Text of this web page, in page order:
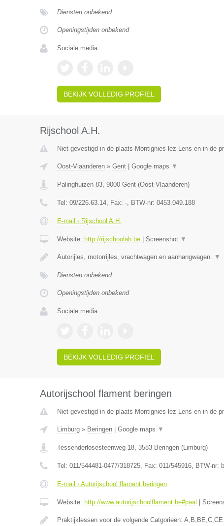
Diensten onbekend
Openingstijden onbekend
Sociale media:
BEKIJK VOLLEDIG PROFIEL
Rijschool A.H.
Niet gevestigd in de plaats Montignies lez Lens en in de
Oost-Vlaanderen» Gent| Google maps ▼
Palinghuizen 83, 9000 Gent(Oost-Vlaanderen)
Tel: 09/226.63.14, Fax: -, BTW-nr: 0453.049.188
E-mail › Rijschool A.H.
Website: http://rijschoolah.be| Screenshot ▼
Autorijles, motorrijles, vrachtwagen en aanhangwagen. ▼
Diensten onbekend
Openingstijden onbekend
Sociale media:
BEKIJK VOLLEDIG PROFIEL
Autorijschool flament beringen
Niet gevestigd in de plaats Montignies lez Lens en in de
Limburg» Beringen| Google maps ▼
Tessenderlosesteenweg 18, 3583 Beringen(Limburg)
Tel: 011/544481-0477/318725, Fax: 011/545916, BTW-nr:
E-mail › Autorijschool flament beringen
Website: http://www.autorijschoolflament.be#paal
Praktijklessen voor de volgende Catgorieën: A,B,BE,C,CE